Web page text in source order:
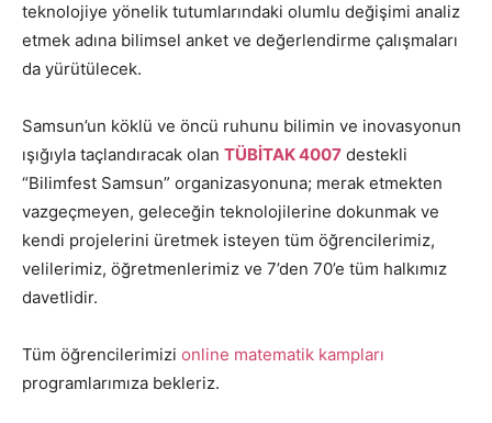
teknolojiye yönelik tutumlarındaki olumlu değişimi analiz
etmek adına bilimsel anket ve değerlendirme çalışmaları
da yürütülecek.
Samsun’un köklü ve öncü ruhunu bilimin ve inovasyonun
ışığıyla taçlandıracak olan TÜBİTAK 4007 destekli
“Bilimfest Samsun” organizasyonuna; merak etmekten
vazgeçmeyen, geleceğin teknolojilerine dokunmak ve
kendi projelerini üretmek isteyen tüm öğrencilerimiz,
velilerimiz, öğretmenlerimiz ve 7’den 70’e tüm halkımız
davetlidir.
Tüm öğrencilerimizi online matematik kampları
programlarımıza bekleriz.